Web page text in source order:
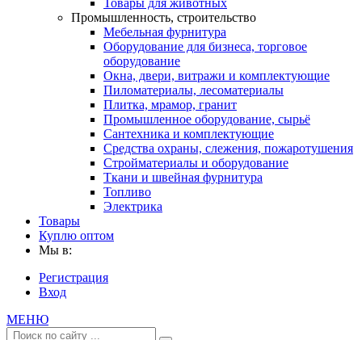
Товары для животных
Промышленность, строительство
Мебельная фурнитура
Оборудование для бизнеса, торговое
оборудование
Окна, двери, витражи и комплектующие
Пиломатериалы, лесоматериалы
Плитка, мрамор, гранит
Промышленное оборудование, сырьё
Сантехника и комплектующие
Средства охраны, слежения, пожаротушения
Стройматериалы и оборудование
Ткани и швейная фурнитура
Топливо
Электрика
Товары
Куплю оптом
Мы в:
Регистрация
Вход
МЕНЮ